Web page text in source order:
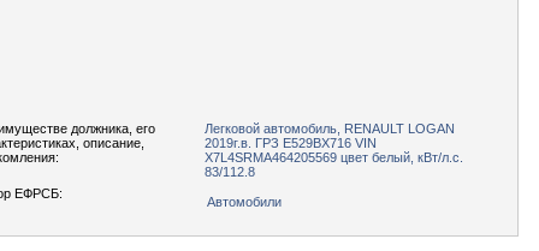
должника, его
описание,
Легковой автомобиль, RENAULT LOGAN
2019г.в. ГРЗ Е529ВХ716 VIN
X7L4SRMA464205569 цвет белый, кВт/л.с.
83/112.8
ЕФРСБ:
Автомобили